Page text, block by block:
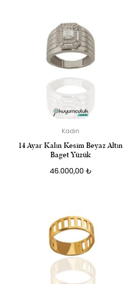
Kadın
14 Ayar Kalın Kesim Beyaz Altın
Baget Yüzük
46.000,00 ₺